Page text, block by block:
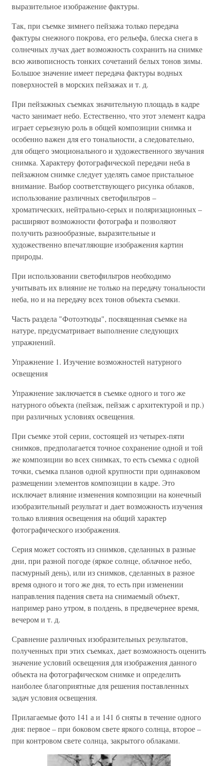
выразительное изображение фактуры.
Так, при съемке зимнего пейзажа только передача
фактуры снежного покрова, его рельефа, блеска снега в
солнечных лучах дает возможность сохранить на снимке
всю живописность тонких сочетаний белых тонов зимы.
Большое значение имеет передача фактуры водных
поверхностей в морских пейзажах и т. д.
При пейзажных съемках значительную площадь в кадре
часто занимает небо. Естественно, что этот элемент кадра
играет серьезную роль в общей композиции снимка и
особенно важен для его тональности, а следовательно,
для общего эмоционального и художественного звучания
снимка. Характеру фотографической передачи неба в
пейзажном снимке следует уделять самое пристальное
внимание. Выбор соответствующего рисунка облаков,
использование различных светофильтров –
хроматических, нейтрально-серых и поляризационных –
расширяют возможности фотографа и позволяют
получить разнообразные, выразительные и
художественно впечатляющие изображения картин
природы.
При использовании светофильтров необходимо
учитывать их влияние не только на передачу тональности
неба, но и на передачу всех тонов объекта съемки.
Часть раздела "Фотоэтюды", посвященная съемке на
натуре, предусматривает выполнение следующих
упражнений.
Упражнение 1. Изучение возможностей натурного
освещения
Упражнение заключается в съемке одного и того же
натурного объекта (пейзаж, пейзаж с архитектурой и пр.)
при различных условиях освещения.
При съемке этой серии, состоящей из четырех-пяти
снимков, предполагается точное сохранение одной и той
же композиции во всех снимках, то есть съемка с одной
точки, съемка планов одной крупности при одинаковом
размещении элементов композиции в кадре. Это
исключает влияние изменения композиции на конечный
изобразительный результат и дает возможность изучения
только влияния освещения на общий характер
фотографического изображения.
Серия может состоять из снимков, сделанных в разные
дни, при разной погоде (яркое солнце, облачное небо,
пасмурный день), или из снимков, сделанных в разное
время одного и того же дня, то есть при изменении
направления падения света на снимаемый объект,
например рано утром, в полдень, в предвечернее время,
вечером и т. д.
Сравнение различных изобразительных результатов,
полученных при этих съемках, дает возможность оценить
значение условий освещения для изображения данного
объекта на фотографическом снимке и определить
наиболее благоприятные для решения поставленных
задач условия освещения.
Прилагаемые фото 141 а и 141 б сняты в течение одного
дня: первое – при боковом свете яркого солнца, второе –
при контровом свете солнца, закрытого облаками.